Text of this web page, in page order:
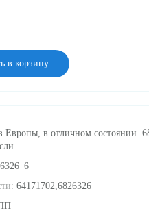
в корзину
Европы, в отличном состоянии.
64171702,6826326